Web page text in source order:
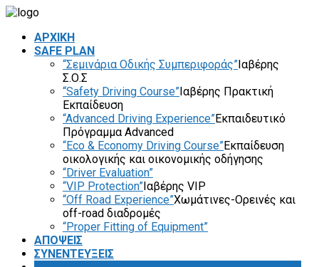
ΑΡΧΙΚΗ
SAFE PLAN
“Σεμινάρια Οδικής Συμπεριφοράς”Ιαβέρης
Σ.Ο.Σ
“Safety Driving Course”Ιαβέρης Πρακτική
Εκπαίδευση
“Advanced Driving Experience”Εκπαιδευτικό
Πρόγραμμα Advanced
“Eco & Economy Driving Course”Εκπαίδευση
οικολογικής και οικονομικής οδήγησης
“Driver Evaluation”
“VIP Protection”Ιαβέρης VIP
“Off Road Experience”Χωμάτινες-Ορεινές και
off-road διαδρομές
“Proper Fitting of Equipment”
ΑΠΟΨΕΙΣ
ΣΥΝΕΝΤΕΥΞΕΙΣ